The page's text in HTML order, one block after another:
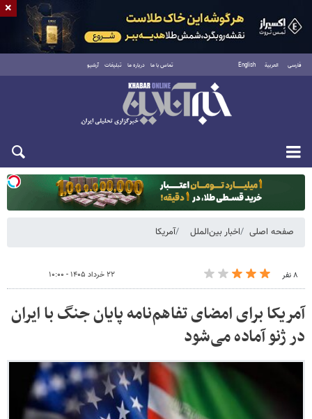
فارسی العربية English تماس با ما درباره ما تبلیغات آرشیو
دوشنبه ۱۹ مرداد ۱۴۰۵
صفحه اصلی اخبار بین‌الملل آمریکا
۸ نفر ۲۲ خرداد ۱۴۰۵ - ۱۰:۰۰
آمریکا برای امضای تفاهم‌نامه پایان جنگ با ایران
در ژنو آماده می‌شود
×